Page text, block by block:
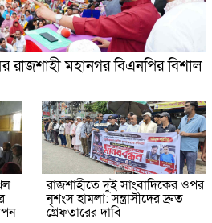
রাজশাহী মহানগর বিএনপির বিশাল
রাজশাহীতে দুই সাংবাদিকের ওপর
নৃশংস হামলা: সন্ত্রাসীদের দ্রুত
গ্রেফতারের দাবি